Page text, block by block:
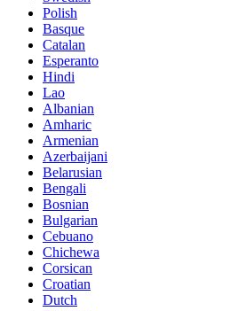
Polish
Basque
Catalan
Esperanto
Hindi
Lao
Albanian
Amharic
Armenian
Azerbaijani
Belarusian
Bengali
Bosnian
Bulgarian
Cebuano
Chichewa
Corsican
Croatian
Dutch